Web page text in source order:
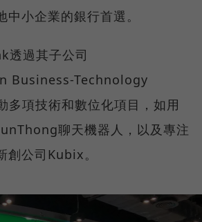
小企業的銀行首選。
透過其子公司
Business-Technology
多項技術和數位化項目，如用
聊天機器人，以及專注
創公司Kubix。